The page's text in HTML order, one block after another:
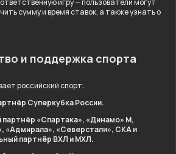
игру — пользователи могут
сумму и время ставок, а также узнать о
и поддержка спорта
российский спорт:
Суперкубка России.
партнёр «Спартака», «Динамо» М,
«Адмирала», «Северстали», СКА и
партнёр ВХЛ и МХЛ.